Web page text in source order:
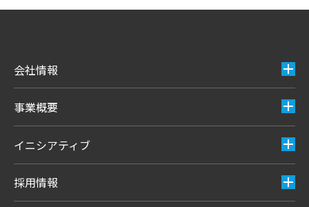
会社情報
事業概要
イニシアティブ
採用情報